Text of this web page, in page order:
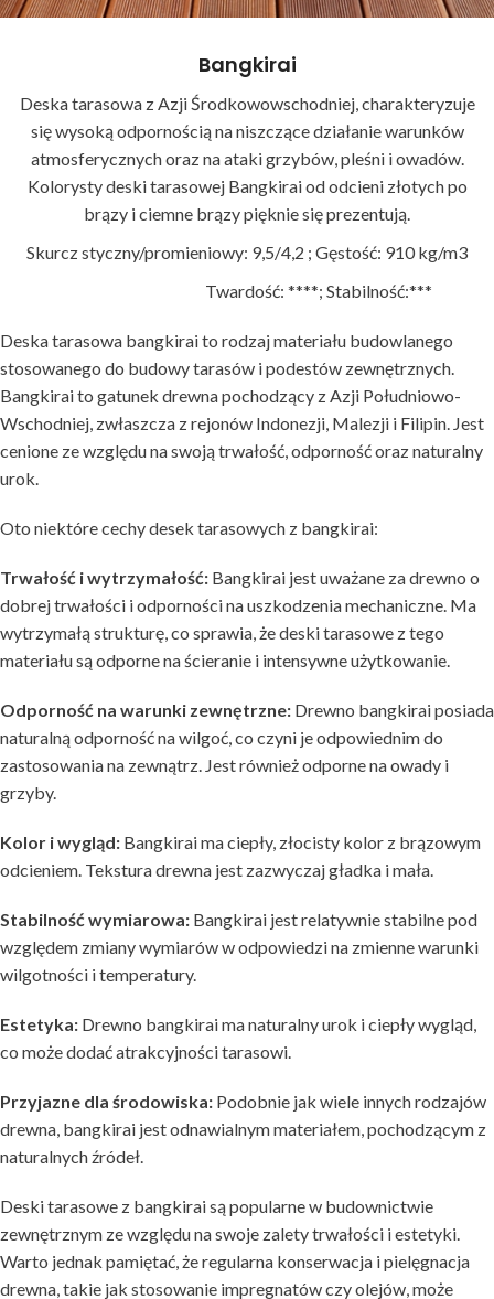
Bangkirai
Deska tarasowa z Azji Środkowowschodniej, charakteryzuje
się wysoką odpornością na niszczące działanie warunków
atmosferycznych oraz na ataki grzybów, pleśni i owadów.
Kolorysty deski tarasowej Bangkirai od odcieni złotych po
brązy i ciemne brązy pięknie się prezentują.
Skurcz styczny/promieniowy: 9,5/4,2 ; Gęstość: 910 kg/m3
Twardość: ****; Stabilność:***
Deska tarasowa bangkirai to rodzaj materiału budowlanego
stosowanego do budowy tarasów i podestów zewnętrznych.
Bangkirai to gatunek drewna pochodzący z Azji Południowo-
Wschodniej, zwłaszcza z rejonów Indonezji, Malezji i Filipin. Jest
cenione ze względu na swoją trwałość, odporność oraz naturalny
urok.
Oto niektóre cechy desek tarasowych z bangkirai:
Trwałość i wytrzymałość: Bangkirai jest uważane za drewno o
dobrej trwałości i odporności na uszkodzenia mechaniczne. Ma
wytrzymałą strukturę, co sprawia, że deski tarasowe z tego
materiału są odporne na ścieranie i intensywne użytkowanie.
Odporność na warunki zewnętrzne: Drewno bangkirai posiada
naturalną odporność na wilgoć, co czyni je odpowiednim do
zastosowania na zewnątrz. Jest również odporne na owady i
grzyby.
Kolor i wygląd: Bangkirai ma ciepły, złocisty kolor z brązowym
odcieniem. Tekstura drewna jest zazwyczaj gładka i mała.
Stabilność wymiarowa: Bangkirai jest relatywnie stabilne pod
względem zmiany wymiarów w odpowiedzi na zmienne warunki
wilgotności i temperatury.
Estetyka: Drewno bangkirai ma naturalny urok i ciepły wygląd,
co może dodać atrakcyjności tarasowi.
Przyjazne dla środowiska: Podobnie jak wiele innych rodzajów
drewna, bangkirai jest odnawialnym materiałem, pochodzącym z
naturalnych źródeł.
Deski tarasowe z bangkirai są popularne w budownictwie
zewnętrznym ze względu na swoje zalety trwałości i estetyki.
Warto jednak pamiętać, że regularna konserwacja i pielęgnacja
drewna, takie jak stosowanie impregnatów czy olejów, może